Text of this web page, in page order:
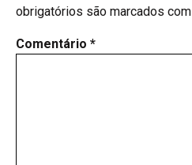
obrigatórios são marcados com
Comentário *